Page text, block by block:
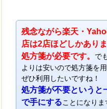
残念ながら楽天・
店は2店ほどしかあり
処方箋が必要です。 で
よりは安いので処方箋を
ぜひ利用したいですね！
処方箋が不要というと
で手にすることになりま